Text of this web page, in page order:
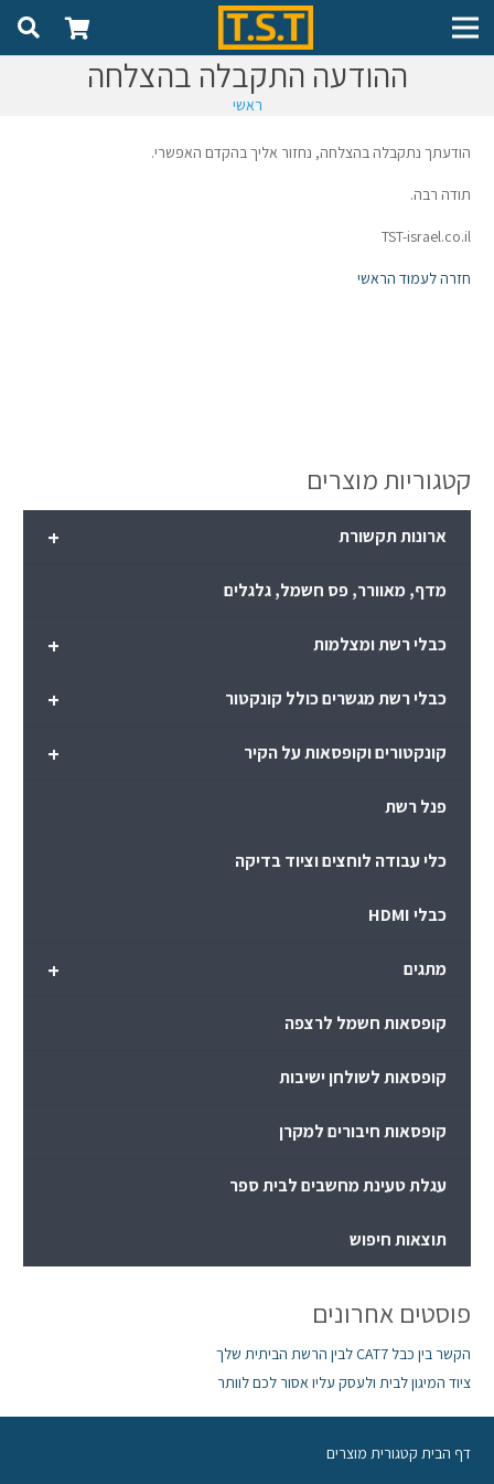
ההודעה התקבלה בהצלחה
ראשי
הודעתך נתקבלה בהצלחה, נחזור אליך בהקדם האפשרי.
תודה רבה.
TST-israel.co.il
חזרה לעמוד הראשי
קטגוריות מוצרים
+ ארונות תקשורת
מדף, מאוורר, פס חשמל, גלגלים
+ כבלי רשת ומצלמות
+ כבלי רשת מגשרים כולל קונקטור
+ קונקטורים וקופסאות על הקיר
פנל רשת
כלי עבודה לוחצים וציוד בדיקה
כבלי HDMI
+ מתגים
קופסאות חשמל לרצפה
קופסאות לשולחן ישיבות
קופסאות חיבורים למקרן
עגלת טעינת מחשבים לבית ספר
תוצאות חיפוש
פוסטים אחרונים
הקשר בין כבל CAT7 לבין הרשת הביתית שלך
ציוד המיגון לבית ולעסק עליו אסור לכם לוותר
דף הבית קטגורית מוצרים